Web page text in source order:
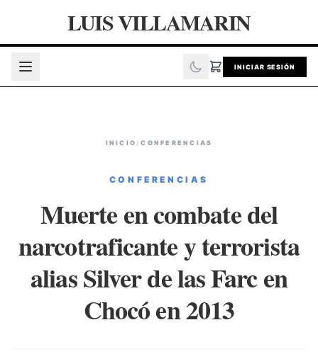
LUIS VILLAMARIN
INICIAR SESIÓN
INICIO /CONFERENCIAS
CONFERENCIAS
Muerte en combate del
narcotraficante y terrorista
alias Silver de las Farc en
Chocó en 2013